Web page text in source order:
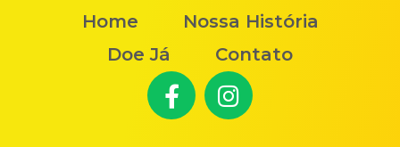
Home
Nossa História
Doe Já
Contato